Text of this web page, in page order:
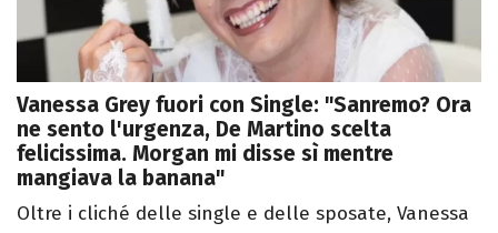
Vanessa Grey fuori con Single: "Sanremo? Ora
ne sento l'urgenza, De Martino scelta
felicissima. Morgan mi disse sì mentre
mangiava la banana"
Oltre i cliché delle single e delle sposate, Vanessa